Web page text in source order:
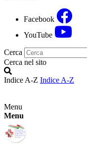
Facebook
YouTube
Cerca
Cerca nel sito
Indice A-Z Indice A-Z
Menu
Menu